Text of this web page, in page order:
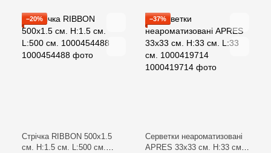
−20%
Стрічка RIBBON 500х1.5
см. H:1.5 см. L:500 см.
−37%
Серветки неароматизовані
APRES 33х33 см. H:33 см.